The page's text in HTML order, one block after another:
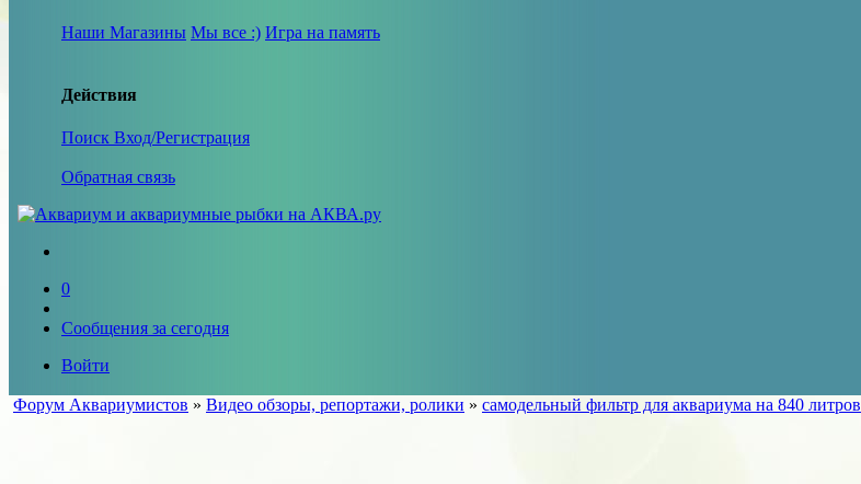
Наши Магазины Мы все :) Игра на память
Действия
Поиск Вход/Регистрация
Обратная связь
0
Сообщения за сегодня
Войти
Форум Аквариумистов » Видео обзоры, репортажи, ролики » самодельный фильтр для аквариума на 840 литров